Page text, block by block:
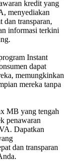
kredit yang
menyediakan
dan transparan,
informasi terkini
Instant
dapat
memungkinkan
mereka tanpa
MB yang tengah
penawaran
Dapatkan
dan transparan